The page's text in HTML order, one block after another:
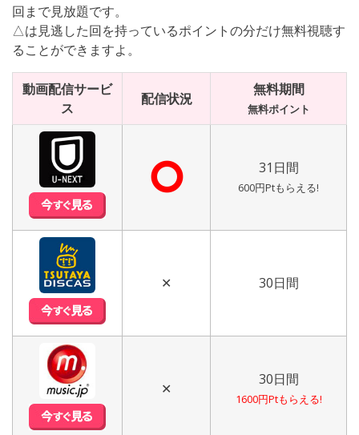
回まで見放題です。
△は見逃した回を持っているポイントの分だけ無料視聴す
ることができますよ。
動画配信サービ
ス
配信状況
無料期間
無料ポイント
⭘ 31日間
600円Ptもらえる!
✕ 30日間
✕
30日間
1600円Ptもらえる!